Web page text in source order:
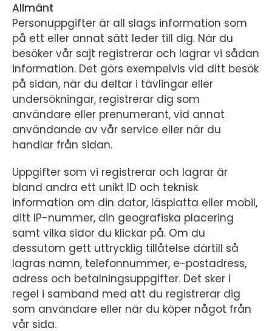
Allmänt
Personuppgifter är all slags information som
på ett eller annat sätt leder till dig. När du
besöker vår sajt registrerar och lagrar vi sådan
information. Det görs exempelvis vid ditt besök
på sidan, när du deltar i tävlingar eller
undersökningar, registrerar dig som
användare eller prenumerant, vid annat
användande av vår service eller när du
handlar från sidan.
Uppgifter som vi registrerar och lagrar är
bland andra ett unikt ID och teknisk
information om din dator, läsplatta eller mobil,
ditt IP-nummer, din geografiska placering
samt vilka sidor du klickar på. Om du
dessutom gett uttrycklig tillåtelse därtill så
lagras namn, telefonnummer, e-postadress,
adress och betalningsuppgifter. Det sker i
regel i samband med att du registrerar dig
som användare eller när du köper något från
vår sida.